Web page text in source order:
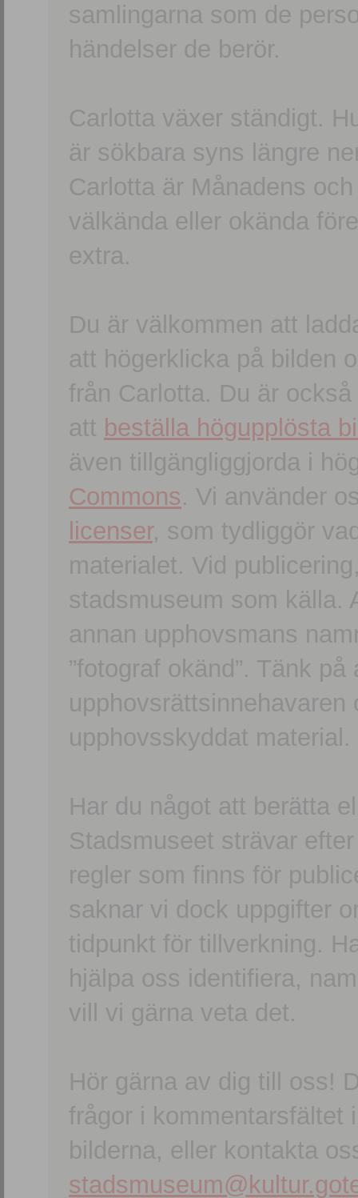
samlingarna som de
händelser de berör.
Carlotta växer ständigt.
är sökbara syns längre
Carlotta är Månadens
välkända eller okända
extra.
Du är välkommen att
att högerklicka på bilden
från Carlotta. Du är
att beställa högupplösta
även tillgängliggjorda i
Commons. Vi använder
licenser, som tydliggör
materialet. Vid
stadsmuseum som källa.
annan upphovsmans
”fotograf okänd”. Tänk
upphovsskyddat material.
Har du något att berätta
Stadsmuseet strävar
regler som finns för
saknar vi dock uppgifter
tidpunkt för tillverkning.
hjälpa oss identifiera,
vill vi gärna veta det.
Hör gärna av dig till oss!
frågor i kommentarsfältet
bilderna, eller kontakta